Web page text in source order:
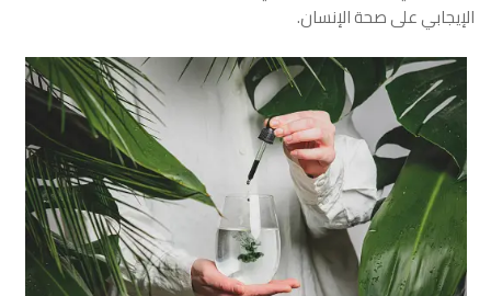
الإيجابي على صحة الإنسان.